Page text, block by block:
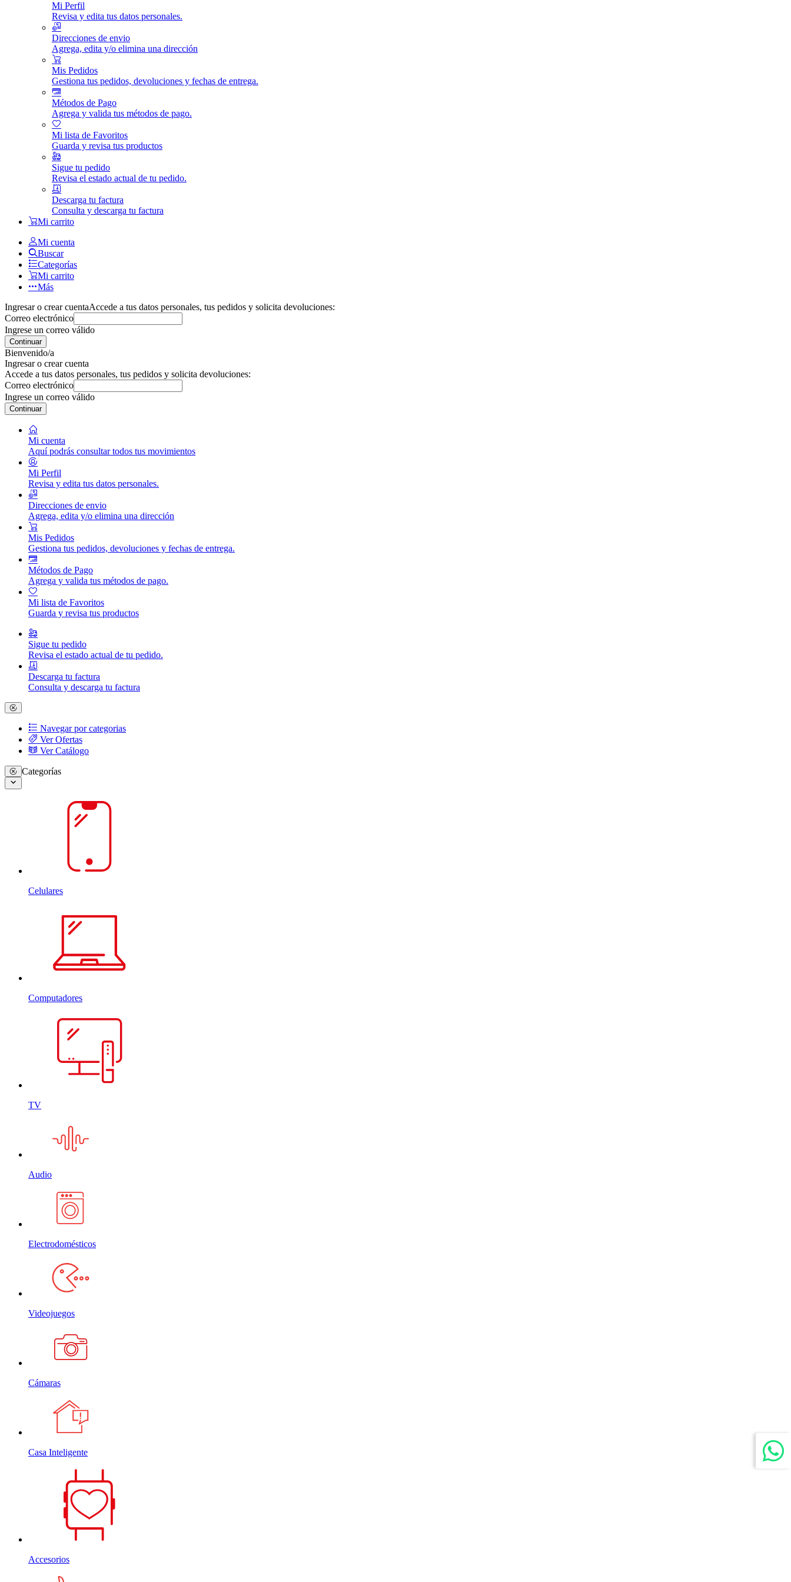
Mi Perfil
Revisa y edita tus datos personales.
Direcciones de envio
Agrega, edita y/o elimina una dirección
Mis Pedidos
Gestiona tus pedidos, devoluciones y fechas de entrega.
Métodos de Pago
Agrega y valida tus métodos de pago.
Mi lista de Favoritos
Guarda y revisa tus productos
Sigue tu pedido
Revisa el estado actual de tu pedido.
Descarga tu factura
Consulta y descarga tu factura
Mi carrito
Mi cuenta
Buscar
Categorías
Mi carrito
Más
Ingresar o crear cuentaAccede a tus datos personales, tus pedidos y solicita devoluciones:
Correo electrónico
Ingrese un correo válido
Continuar
Bienvenido/a
Ingresar o crear cuenta
Accede a tus datos personales, tus pedidos y solicita devoluciones:
Correo electrónico
Ingrese un correo válido
Continuar
Mi cuenta
Aquí podrás consultar todos tus movimientos
Mi Perfil
Revisa y edita tus datos personales.
Direcciones de envio
Agrega, edita y/o elimina una dirección
Mis Pedidos
Gestiona tus pedidos, devoluciones y fechas de entrega.
Métodos de Pago
Agrega y valida tus métodos de pago.
Mi lista de Favoritos
Guarda y revisa tus productos
Sigue tu pedido
Revisa el estado actual de tu pedido.
Descarga tu factura
Consulta y descarga tu factura
Navegar por categorias
Ver Ofertas
Ver Catálogo
Categorías
Celulares
Computadores
TV
Audio
Electrodomésticos
Videojuegos
Cámaras
Casa Inteligente
Accesorios